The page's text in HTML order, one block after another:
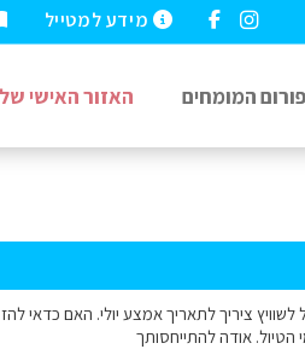
מידע למטייל
פורום המומחים האזור האישי
עם 2 ילדים בני 9-12 שמתכננים טיול לשוויץ ציריך לתאריך אמצע
אודה להתייחסותך